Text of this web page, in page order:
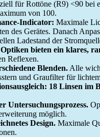
für Rottöne (R9) <90 bei
von 100.
Indicator: Maximale
des Gerätes. Danach
Ladestand der
bieten ein klares,
Reflexen.
Blenden. Alle
und Graufilter für
18 Linsen im
Untersuchungsprozess.
möglich.
Design. Maximale